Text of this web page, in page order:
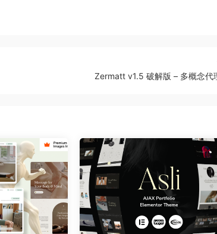
Zermatt v1.5 破解版 – 多概念代